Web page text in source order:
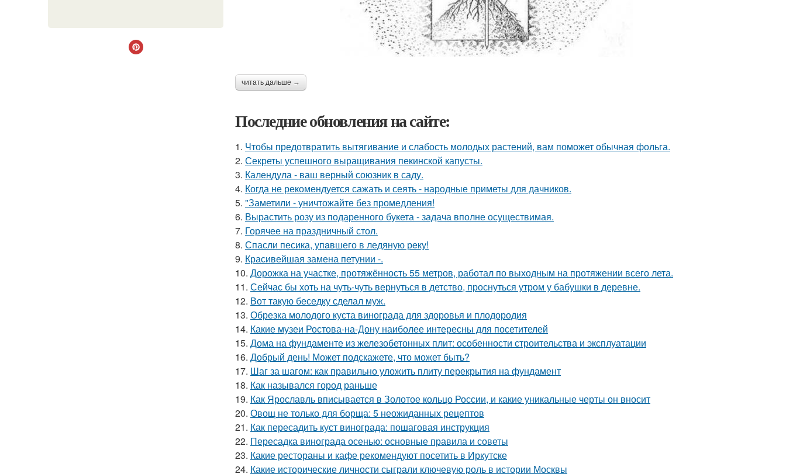
читать дальше →
Последние обновления на сайте:
1. Чтобы предотвратить вытягивание и слабость молодых растений, вам поможет обычная фольга.
2. Секреты успешного выращивания пекинской капусты.
3. Календула - ваш верный союзник в саду.
4. Когда не рекомендуется сажать и сеять - народные приметы для дачников.
5. "Заметили - уничтожайте без промедления!
6. Вырастить розу из подаренного букета - задача вполне осуществимая.
7. Горячее на праздничный стол.
8. Спасли песика, упaвшего в ледяную рeку!
9. Красивейшая замена петунии -.
10. Дорожка на участке, протяжённость 55 метров, работал по выходным на протяжении всего лета.
11. Сейчас бы хоть на чуть-чуть вернуться в детство, проснуться утром у бабушки в деревне.
12. Вот такую беседку сделал муж.
13. Обрезка молодого куста винограда для здоровья и плодородия
14. Какие музеи Ростова-на-Дону наиболее интересны для посетителей
15. Дома на фундаменте из железобетонных плит: особенности строительства и эксплуатации
16. Добрый день! Может подскажете, что может быть?
17. Шаг за шагом: как правильно уложить плиту перекрытия на фундамент
18. Как назывался город раньше
19. Как Ярославль вписывается в Золотое кольцо России, и какие уникальные черты он вносит
20. Овощ не только для борща: 5 неожиданных рецептов
21. Как пересадить куст винограда: пошаговая инструкция
22. Пересадка винограда осенью: основные правила и советы
23. Какие рестораны и кафе рекомендуют посетить в Иркутске
24. Какие исторические личности сыграли ключевую роль в истории Москвы